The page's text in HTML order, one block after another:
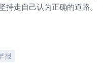
持走自己认为正确的道路。
报